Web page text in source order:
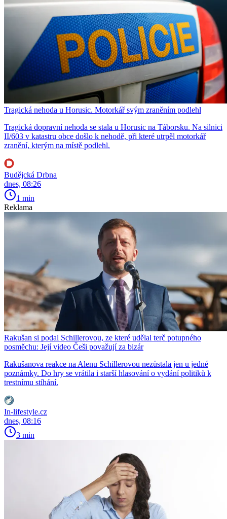
Tragická nehoda u Horusic. Motorkář svým zraněním podlehl
Tragická dopravní nehoda se stala u Horusic na Táborsku. Na silnici
II/603 v katastru obce došlo k nehodě, při které utrpěl motorkář
zranění, kterým na místě podlehl.
Budějcká Drbna
dnes, 08:26
1 min
Reklama
Rakušan si podal Schillerovou, ze které udělal terč potupného
posměchu: Její video Češi považují za bizár
Rakušanova reakce na Alenu Schillerovou nezůstala jen u jedné
poznámky. Do hry se vrátila i starší hlasování o vydání politiků k
trestnímu stíhání.
In-lifestyle.cz
dnes, 08:16
3 min